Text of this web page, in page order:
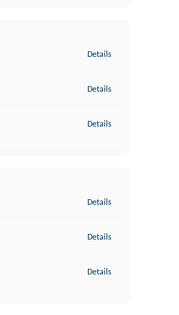
Details
Details
Details
Details
Details
Details